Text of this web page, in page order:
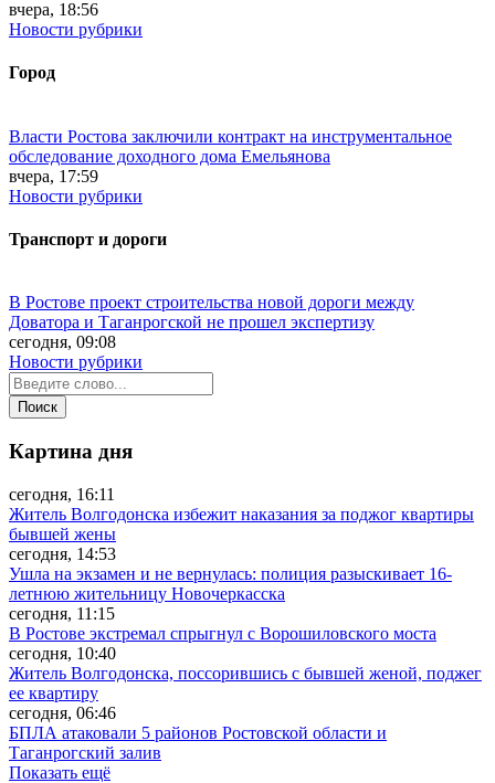
вчера, 18:56
Новости рубрики
Город
Власти Ростова заключили контракт на инструментальное
обследование доходного дома Емельянова
вчера, 17:59
Новости рубрики
Транспорт и дороги
В Ростове проект строительства новой дороги между
Доватора и Таганрогской не прошел экспертизу
сегодня, 09:08
Новости рубрики
Картина дня
сегодня, 16:11
Житель Волгодонска избежит наказания за поджог квартиры
бывшей жены
сегодня, 14:53
Ушла на экзамен и не вернулась: полиция разыскивает 16-
летнюю жительницу Новочеркасска
сегодня, 11:15
В Ростове экстремал спрыгнул с Ворошиловского моста
сегодня, 10:40
Житель Волгодонска, поссорившись с бывшей женой, поджег
ее квартиру
сегодня, 06:46
БПЛА атаковали 5 районов Ростовской области и
Таганрогский залив
Показать ещё